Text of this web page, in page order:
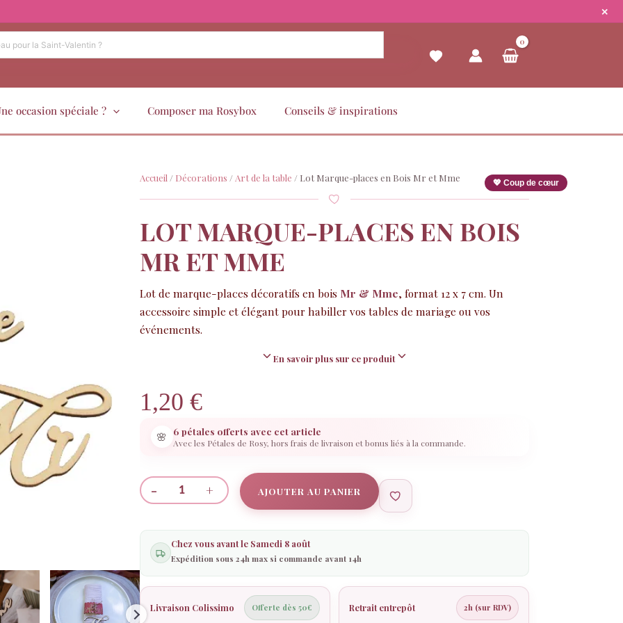
✕
occasion spéciale ? Composer ma Rosybox Conseils & inspirations
💖 Coup de cœur
Accueil / Décorations / Art de la table / Lot Marque-places en Bois Mr et Mme
LOT MARQUE-PLACES EN BOIS
MR ET MME
Lot de marque-places décoratifs en bois Mr & Mme, format 12 x 7 cm. Un
accessoire simple et élégant pour habiller vos tables de mariage ou vos
événements.
En savoir plus sur ce produit
1,20 €
🌸 6 pétales offerts avec cet article
Avec les Pétales de Rosy, hors frais de livraison et bonus liés à la commande.
-
quantité
Lot
Marque-
places
en
Bois
+ AJOUTER AU PANIER
Chez vous avant le Samedi 8 août
Expédition sous 24h max si commande avant 14h
Livraison Colissimo Offerte dès 50€ Retrait entrepôt 2h (sur RDV)